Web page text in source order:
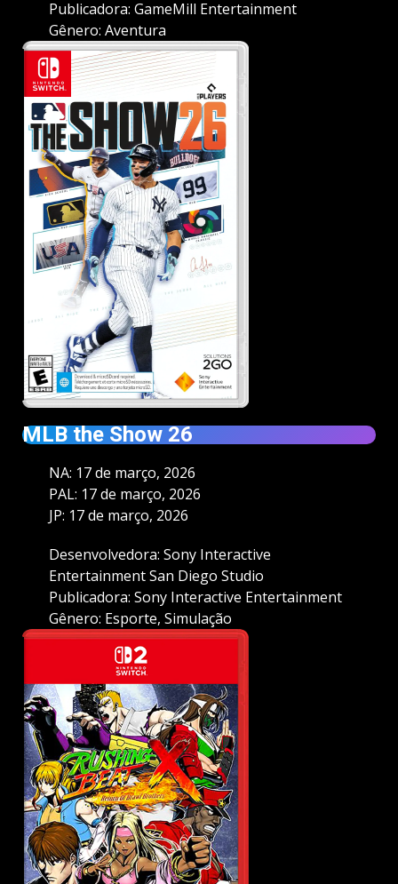
Publicadora: GameMill Entertainment
Gênero: Aventura
MLB the Show 26
NA: 17 de março, 2026
PAL: 17 de março, 2026
JP: 17 de março, 2026
Desenvolvedora: Sony Interactive
Entertainment San Diego Studio
Publicadora: Sony Interactive Entertainment
Gênero: Esporte, Simulação